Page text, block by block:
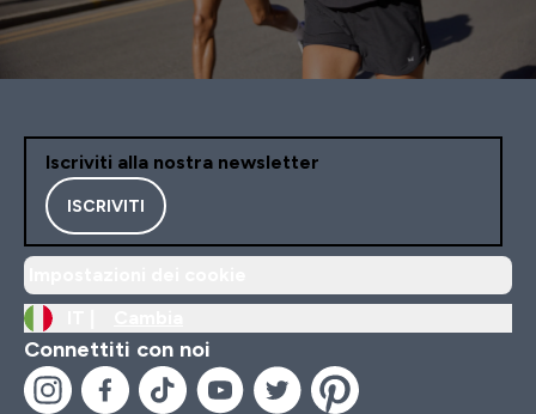
Iscriviti alla nostra newsletter
ISCRIVITI
Connettiti con noi